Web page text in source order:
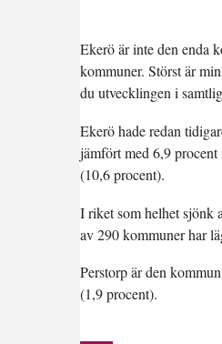
Ekerö är inte den enda
kommuner. Störst är
du utvecklingen i
Ekerö hade redan
jämfört med 6,9 procent
(10,6 procent).
I riket som helhet sjönk
av 290 kommuner har
Perstorp är den
(1,9 procent).